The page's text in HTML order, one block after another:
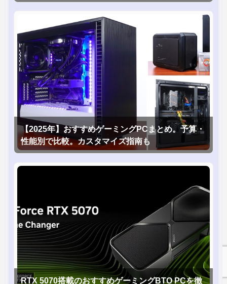
1台！】
【2025年】おすすめゲーミングPCまとめ。予算・
性能別で比較。カスタマイズ指南も
RTX 5070搭載のおすすめゲーミングBTO PCを徹